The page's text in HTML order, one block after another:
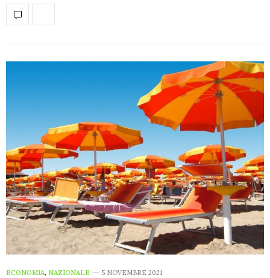
ECONOMIA, NAZIONALE 5 NOVEMBRE 2021